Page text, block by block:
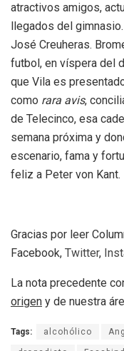
atractivos amigos,
llegados del
José Creuheras.
futbol, en víspera del
que Vila es
como rara avis,
de Telecinco, esa
semana próxima y
escenario, fama y
feliz a Peter von Kant.
Gracias por leer
Facebook, Twitter,
La nota precedente
origen y de nuestra
Tags: alcohólico